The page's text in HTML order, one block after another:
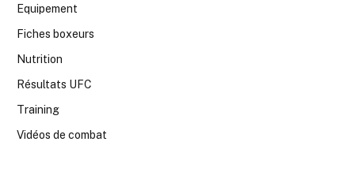
Equipement
Fiches boxeurs
Nutrition
Résultats UFC
Training
Vidéos de combat